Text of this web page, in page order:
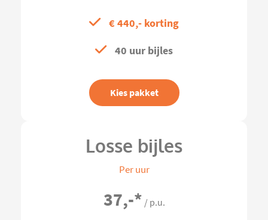
€ 440,- korting
40 uur bijles
Kies pakket
Losse bijles
Per uur
37,-* / p.u.